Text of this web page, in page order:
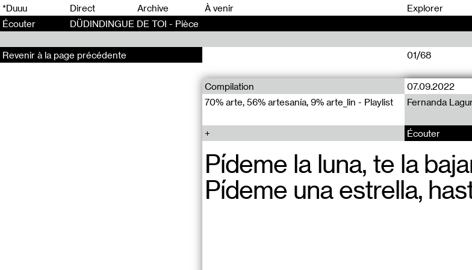
*Duuu Direct Archive À venir Explorer
Écouter
DÜDINDINGUE DE TOI - Pièce
01/68
Compilation 07.09.2022
70% arte, 56% artesanía, 9% arte_lin - Playlist
Fernanda
Écouter
Pídeme la luna, te la
Pídeme una estrella,
Compilation (1)
Belluard
Est-
Compilation
Kids Advisory
ans
Revenir à la page précédente
00